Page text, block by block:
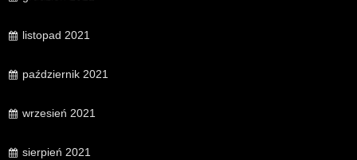
listopad 2021
październik 2021
wrzesień 2021
sierpień 2021